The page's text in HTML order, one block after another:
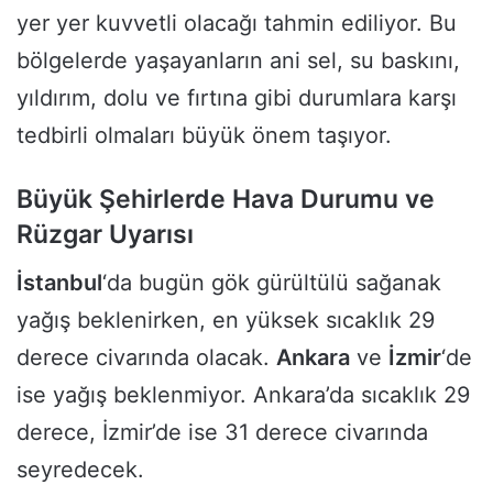
yer yer kuvvetli olacağı tahmin ediliyor. Bu
bölgelerde yaşayanların ani sel, su baskını,
yıldırım, dolu ve fırtına gibi durumlara karşı
tedbirli olmaları büyük önem taşıyor.
Büyük Şehirlerde Hava Durumu ve
Rüzgar Uyarısı
İstanbul‘da bugün gök gürültülü sağanak
yağış beklenirken, en yüksek sıcaklık 29
derece civarında olacak. Ankara ve İzmir‘de
ise yağış beklenmiyor. Ankara’da sıcaklık 29
derece, İzmir’de ise 31 derece civarında
seyredecek.